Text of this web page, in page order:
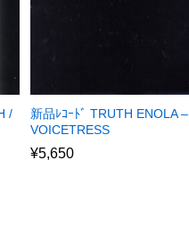
/
新品ﾚｺｰﾄﾞ TRUTH ENOLA –
VOICETRESS
¥5,650